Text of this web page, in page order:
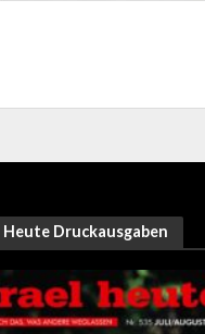
Heute Druckausgaben